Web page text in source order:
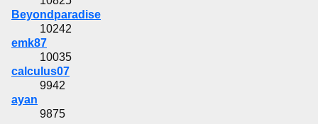
Beyondparadise
10242
emk87
10035
calculus07
9942
ayan
9875